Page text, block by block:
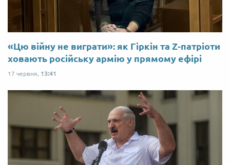
«Цю війну не виграти»: як Гіркін та Z-патріоти
ховають російську армію у прямому ефірі
17 червня, 13:41